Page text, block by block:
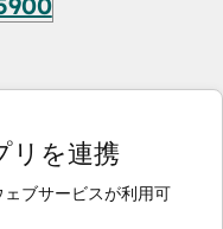
リを連携
ブサービスが利用可